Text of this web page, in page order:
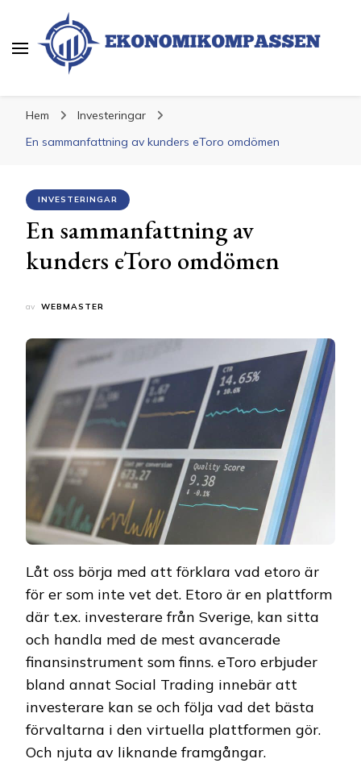
Hem
Investeringar
En sammanfattning av kunders eToro omdömen
INVESTERINGAR
En sammanfattning av
kunders eToro omdömen
av WEBMASTER
Låt oss börja med att förklara vad etoro är
för er som inte vet det. Etoro är en plattform
där t.ex. investerare från Sverige, kan sitta
och handla med de mest avancerade
finansinstrument som finns. eToro erbjuder
bland annat Social Trading innebär att
investerare kan se och följa vad det bästa
förvaltarna i den virtuella plattformen gör.
Och njuta av liknande framgångar.